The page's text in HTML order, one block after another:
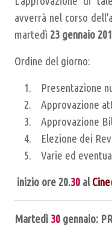
avverrà nel corso
martedì 23 gennaio
Ordine del giorno:
Presentazione
Approvazione
Approvazione
Elezione dei
Varie ed
inizio ore20.30 alCine
Martedì 30 gennaio: